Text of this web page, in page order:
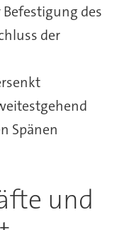
des
der
Spänen
und